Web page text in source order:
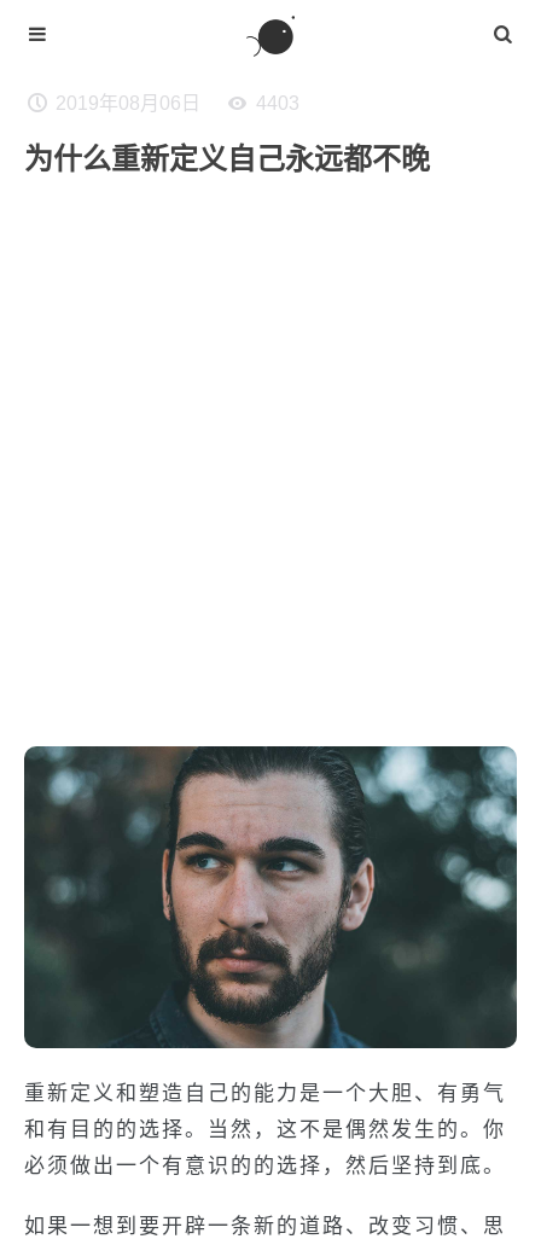
2019年08月06日 4403
为什么重新定义自己永远都不晚
重新定义和塑造自己的能力是一个大胆、有勇气
和有目的的选择。当然，这不是偶然发生的。你
必须做出一个有意识的的选择，然后坚持到底。
如果一想到要开辟一条新的道路、改变习惯、思